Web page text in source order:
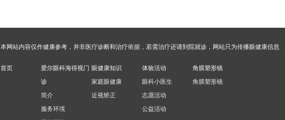
本网站内容仅作健康参考，并非医疗诊断和治疗依据，若需治疗还请到院就诊，网站只为传播眼健康信息
首页
爱尔眼科海得视门
诊
简介
服务环境
眼健康知识
家庭眼健康
近视矫正
体验活动
眼科小医生
志愿活动
公益活动
角膜塑形镜
角膜塑形镜